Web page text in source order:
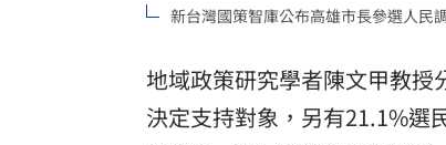
新台灣國策智庫公布高雄市長參選人民
地域政策研究學者陳文甲教
決定支持對象，另有21.1%選